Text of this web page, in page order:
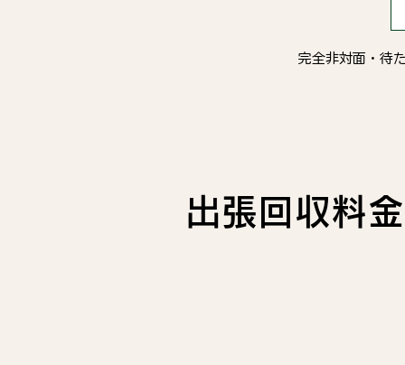
完全非対面・待
​出張回収料金